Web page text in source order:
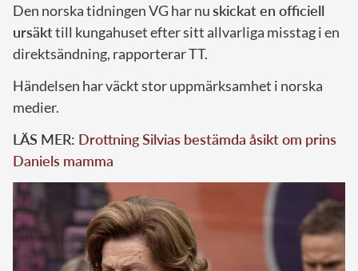
Den norska tidningen VG har nuskickat en officiell
ursäkttill kungahuset efter sitt allvarliga misstag i en
direktsändning, rapporterar TT.
Händelsen har väckt stor uppmärksamhet i norska
medier.
LÄS MER: Drottning Silvias bestämda åsikt om prins
Daniels mamma